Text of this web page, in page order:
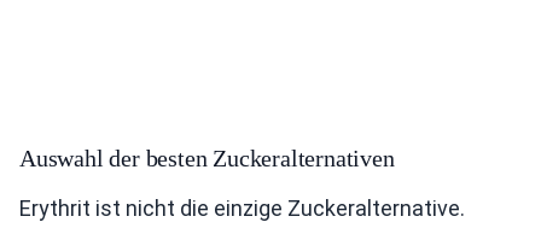
Auswahl der besten Zuckeralternativen
Erythrit ist nicht die einzige Zuckeralternative.